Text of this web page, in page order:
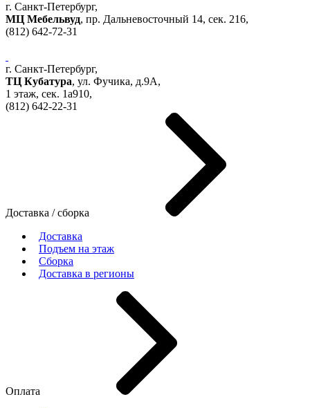
г. Санкт-Петербург,
МЦ Мебельвуд, пр. Дальневосточный 14, сек. 216,
(812) 642-72-31
г. Санкт-Петербург,
ТЦ Кубатура, ул. Фучика, д.9А,
1 этаж, сек. 1a910,
(812) 642-22-31
Доставка / сборка
Доставка
Подъем на этаж
Сборка
Доставка в регионы
Оплата